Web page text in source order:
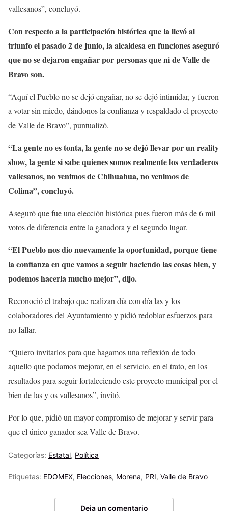
vallesanos”, concluyó.
Con respecto a la participación histórica que la llevó al
triunfo el pasado 2 de junio, la alcaldesa en funciones aseguró
que no se dejaron engañar por personas que ni de Valle de
Bravo son.
“Aquí el Pueblo no se dejó engañar, no se dejó intimidar, y fueron
a votar sin miedo, dándonos la confianza y respaldado el proyecto
de Valle de Bravo”, puntualizó.
“La gente no es tonta, la gente no se dejó llevar por un reality
show, la gente si sabe quienes somos realmente los verdaderos
vallesanos, no venimos de Chihuahua, no venimos de
Colima”, concluyó.
Aseguró que fue una elección histórica pues fueron más de 6 mil
votos de diferencia entre la ganadora y el segundo lugar.
“El Pueblo nos dio nuevamente la oportunidad, porque tiene
la confianza en que vamos a seguir haciendo las cosas bien, y
podemos hacerla mucho mejor”, dijo.
Reconoció el trabajo que realizan día con día las y los
colaboradores del Ayuntamiento y pidió redoblar esfuerzos para
no fallar.
“Quiero invitarlos para que hagamos una reflexión de todo
aquello que podamos mejorar, en el servicio, en el trato, en los
resultados para seguir fortaleciendo este proyecto municipal por el
bien de las y os vallesanos”, invitó.
Por lo que, pidió un mayor compromiso de mejorar y servir para
que el único ganador sea Valle de Bravo.
Categorías: Estatal, Política
Etiquetas: EDOMEX, Elecciones, Morena, PRI, Valle de Bravo
Deja un comentario